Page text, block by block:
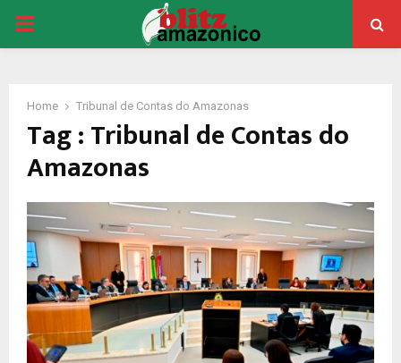
PRIMARY
Home Tribunal de Contas do Amazonas
Tag : Tribunal de Contas do
Amazonas